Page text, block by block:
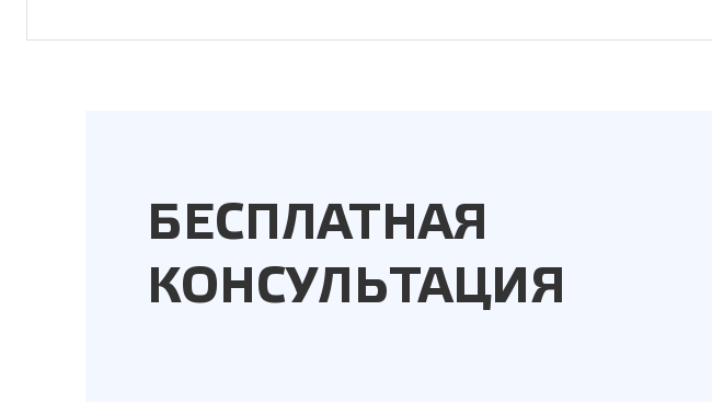
БЕСПЛАТНАЯ
КОНСУЛЬТАЦИЯ